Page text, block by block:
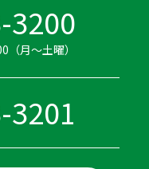
3200
（月～土曜）
3201